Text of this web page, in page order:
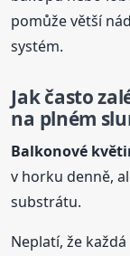
pomůže větší
systém.
Jak často
na plném
Balkonové
v horku denně,
substrátu.
Neplatí, že